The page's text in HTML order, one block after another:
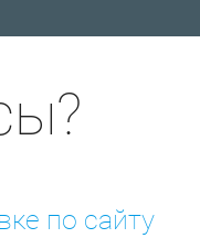
по сайту